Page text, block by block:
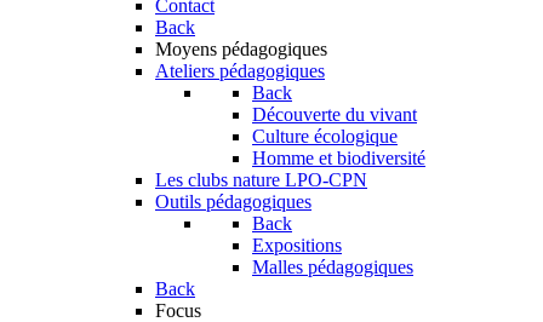
Contact
Back
Moyens pédagogiques
Ateliers pédagogiques
Back
Découverte du vivant
Culture écologique
Homme et biodiversité
Les clubs nature LPO-CPN
Outils pédagogiques
Back
Expositions
Malles pédagogiques
Back
Focus